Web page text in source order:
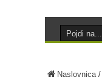
Naslovnica/